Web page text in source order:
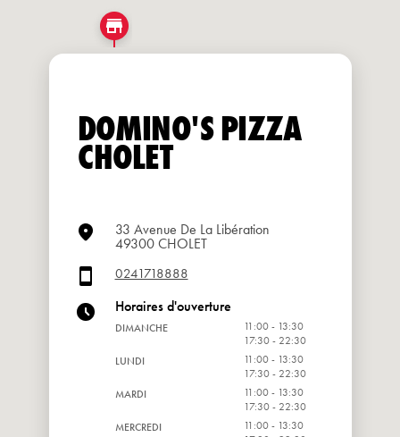
DOMINO'S PIZZA
CHOLET
33 Avenue De La Libération
49300 CHOLET
0241718888
Horaires d'ouverture
DIMANCHE
11:00 - 13:30
17:30 - 22:30
LUNDI
11:00 - 13:30
17:30 - 22:30
MARDI
11:00 - 13:30
17:30 - 22:30
MERCREDI
11:00 - 13:30